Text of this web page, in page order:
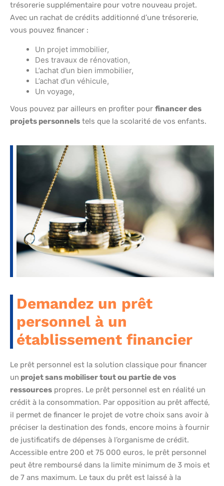
trésorerie supplémentaire pour votre nouveau projet.
Avec un rachat de crédits additionné d’une trésorerie,
vous pouvez financer :
Un projet immobilier,
Des travaux de rénovation,
L’achat d’un bien immobilier,
L’achat d’un véhicule,
Un voyage,
Vous pouvez par ailleurs en profiter pour financer des
projets personnels tels que la scolarité de vos enfants.
Demandez un prêt
personnel à un
établissement financier
Le prêt personnel est la solution classique pour financer
un projet sans mobiliser tout ou partie de vos
ressources propres. Le prêt personnel est en réalité un
crédit à la consommation. Par opposition au prêt affecté,
il permet de financer le projet de votre choix sans avoir à
préciser la destination des fonds, encore moins à fournir
de justificatifs de dépenses à l’organisme de crédit.
Accessible entre 200 et 75 000 euros, le prêt personnel
peut être remboursé dans la limite minimum de 3 mois et
de 7 ans maximum. Le taux du prêt est laissé à la